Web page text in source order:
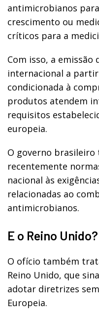
antimicrobianos
crescimento ou
críticos para a
Com isso, a
internacional a
condicionada à
produtos atendem
requisitos
europeia.
O governo
recentemente
nacional às
relacionadas ao
antimicrobianos.
E o Reino Unido?
O ofício também
Reino Unido, que
adotar diretrizes
Europeia.